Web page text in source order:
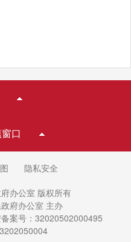
口
隐私安全
办公室 版权所有
府办公室 主办
案号：32020502000495